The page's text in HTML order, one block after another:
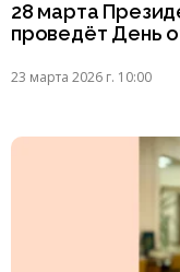
28 марта
проведёт День
23 марта 2026 г. 10:00